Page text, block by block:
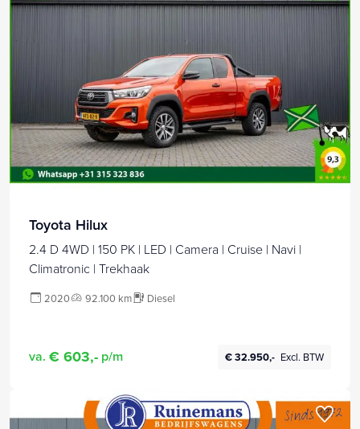
Toyota Hilux
2.4 D 4WD | 150 PK | LED | Camera | Cruise | Navi |
Climatronic | Trekhaak
2020 92.100 km Diesel
va. € 603,- p/m € 32.950,- Excl. BTW